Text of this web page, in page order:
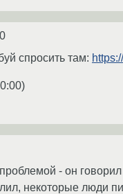
спросить там:
)
- он
некоторые люди